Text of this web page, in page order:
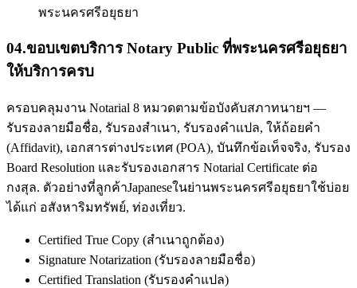
พระนครศรีอยุธยา
04.ขอบเขตบริการ Notary Public ที่พระนครศรีอยุธยา
ให้บริการครบ
ครอบคลุมงาน Notarial 8 หมวดตามข้อบังคับสภาทนายฯ —
รับรองลายมือชื่อ, รับรองสำเนา, รับรองคำแปล, ให้ถ้อยคำ
(Affidavit), เอกสารต่างประเทศ (POA), บันทึกข้อเท็จจริง, รับรอง
Board Resolution และรับรองเอกสาร Notarial Certificate ต่อ
กงสุล. ตัวอย่างที่ลูกค้าJapaneseในย่านพระนครศรีอยุธยาใช้บ่อย
ได้แก่ อสังหาริมทรัพย์, ท่องเที่ยว.
Certified True Copy (สำเนาถูกต้อง)
Signature Notarization (รับรองลายมือชื่อ)
Certified Translation (รับรองคำแปล)